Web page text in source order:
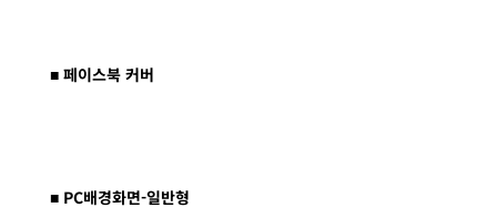
■ 페이스북 커버
■ PC배경화면-일반형